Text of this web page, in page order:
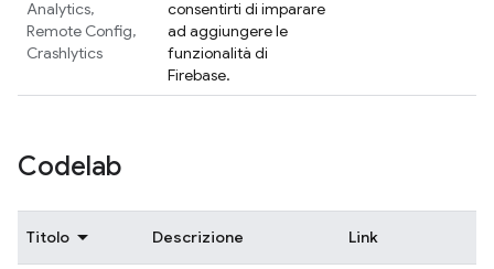
Analytics,
Remote Config,
Crashlytics
consentirti di imparare
ad aggiungere le
funzionalità di
Firebase.
Codelab
Titolo Descrizione Link